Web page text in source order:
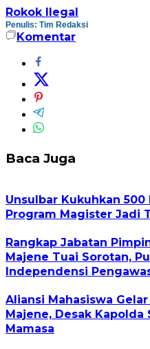
Rokok Ilegal
Penulis: Tim Redaksi
Komentar
Baca Juga
Unsulbar Kukuhkan
Program Magister Jadi
Rangkap Jabatan
Majene Tuai Sorotan,
Independensi
Aliansi Mahasiswa
Majene, Desak
Mamasa